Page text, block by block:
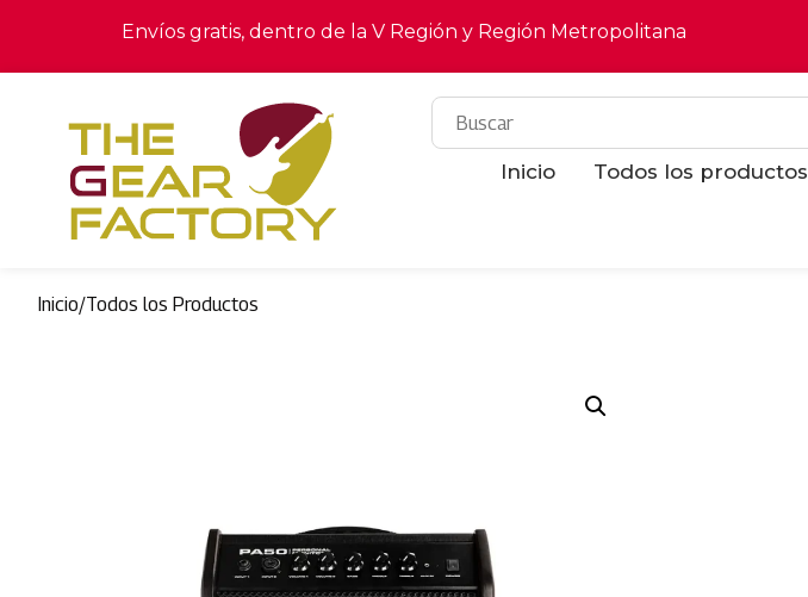
Envíos gratis, dentro de la V Región y Región Metropolitana
Inicio Todos los productos
Inicio/Todos los Productos